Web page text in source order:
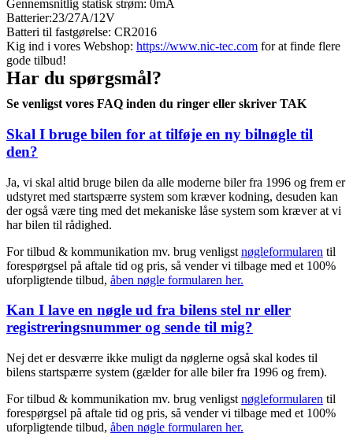
Gennemsnitlig statisk strøm: 0mA
Batterier:23/27A/12V
Batteri til fastgørelse: CR2016
Kig ind i vores Webshop: https://www.nic-tec.com for at finde flere
gode tilbud!
Har du spørgsmål?
Se venligst vores FAQ inden du ringer eller skriver TAK
Skal I bruge bilen for at tilføje en ny bilnøgle til
den?
Ja, vi skal altid bruge bilen da alle moderne biler fra 1996 og frem er
udstyret med startspærre system som kræver kodning, desuden kan
der også være ting med det mekaniske låse system som kræver at vi
har bilen til rådighed.
For tilbud & kommunikation mv. brug venligst nøgleformularen til
forespørgsel på aftale tid og pris, så vender vi tilbage med et 100%
uforpligtende tilbud, åben nøgle formularen her.
Kan I lave en nøgle ud fra bilens stel nr eller
registreringsnummer og sende til mig?
Nej det er desværre ikke muligt da nøglerne også skal kodes til
bilens startspærre system (gælder for alle biler fra 1996 og frem).
For tilbud & kommunikation mv. brug venligst nøgleformularen til
forespørgsel på aftale tid og pris, så vender vi tilbage med et 100%
uforpligtende tilbud, åben nøgle formularen her.